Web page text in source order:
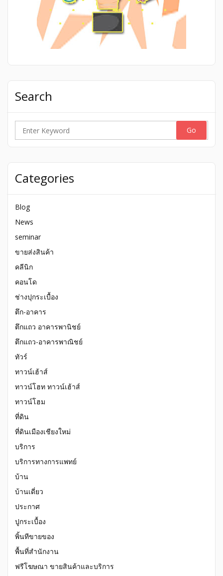
Search
Search
Categories
Blog
News
seminar
ขายส่งสินค้า
คลีนิก
คอนโด
ช่างปุกระเบื้อง
ตึก-อาคาร
ตึกแถว อาคารพานิชย์
ตึกแถว-อาคารพาณิชย์
ทัวร์
ทาวน์เฮ้าส์
ทาวน์โฮท ทาวน์เฮ้าส์
ทาวน์โฮม
ที่ดิน
ที่ดินเมืองเชียงใหม่
บริการ
บริการทางการแพทย์
บ้าน
บ้านเดี่ยว
ประกาศ
ปูกระเบื้อง
พิ้นทีขายของ
พื้นที่สำนักงาน
ฟรีโฆษณา ขายสินค้าและบริการ